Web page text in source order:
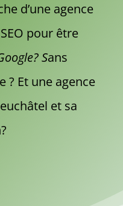
d’une agence
pour être
Sans
? Et une agence
et sa